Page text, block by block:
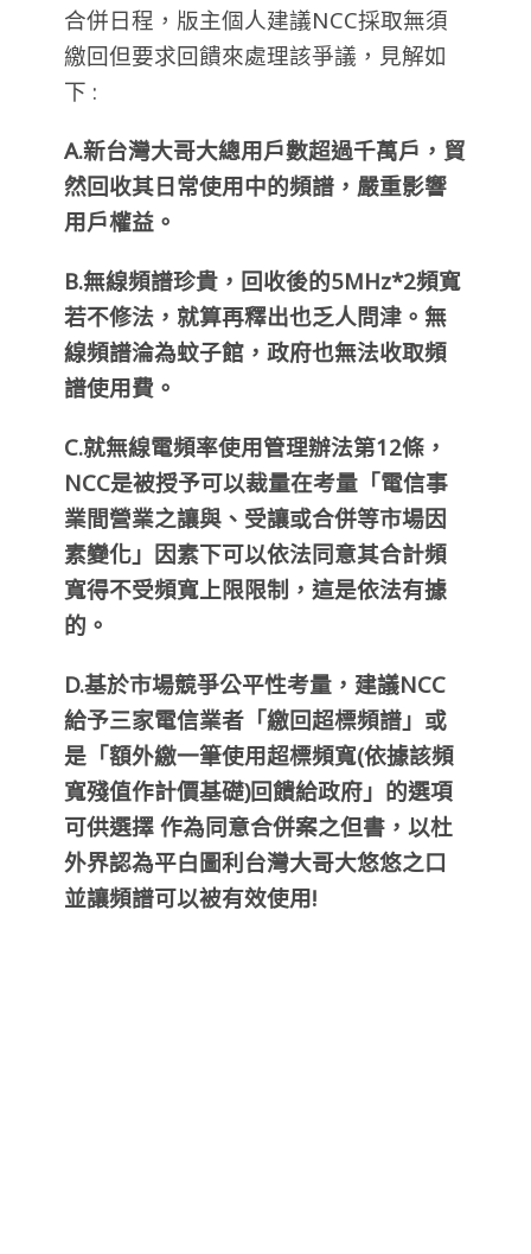
合併日程，版主個人建議NCC採取無須
繳回但要求回饋來處理該爭議，見解如
下 :
A.新台灣大哥大總用戶數超過千萬戶，貿
然回收其日常使用中的頻譜，嚴重影響
用戶權益。
B.無線頻譜珍貴，回收後的5MHz*2頻寬
若不修法，就算再釋出也乏人問津。無
線頻譜淪為蚊子館，政府也無法收取頻
譜使用費。
C.就無線電頻率使用管理辦法第12條，
NCC是被授予可以裁量在考量「電信事
業間營業之讓與、受讓或合併等市場因
素變化」因素下可以依法同意其合計頻
寬得不受頻寬上限限制，這是依法有據
的。
D.基於市場競爭公平性考量，建議NCC
給予三家電信業者「繳回超標頻譜」或
是「額外繳一筆使用超標頻寬(依據該頻
寬殘值作計價基礎)回饋給政府」的選項
可供選擇 作為同意合併案之但書，以杜
外界認為平白圖利台灣大哥大悠悠之口
並讓頻譜可以被有效使用!